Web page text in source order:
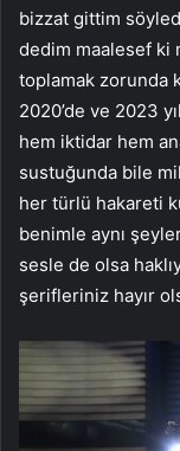
bizzat gittim
dedim maalesef ki
toplamak zorunda
2020’de ve 2023
hem iktidar hem
sustuğunda bile
her türlü hakareti
benimle aynı
sesle de olsa
şerifleriniz hayır